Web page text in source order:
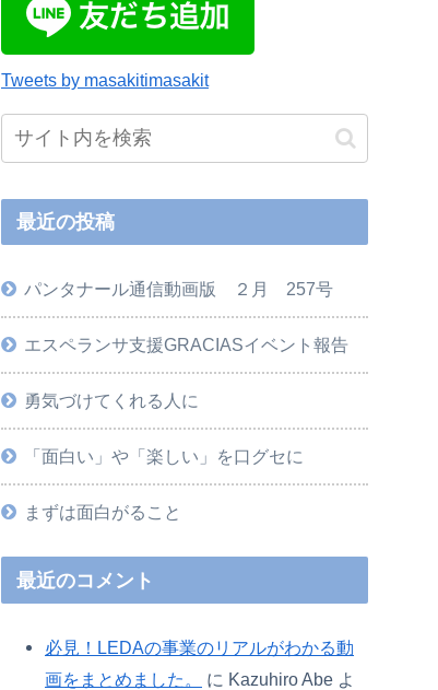
Tweets by masakitimasakit
最近の投稿
パンタナール通信動画版 ２月 257号
エスペランサ支援GRACIASイベント報告
勇気づけてくれる人に
「面白い」や「楽しい」を口グセに
まずは面白がること
最近のコメント
必見！LEDAの事業のリアルがわかる動
画をまとめました。
に Kazuhiro Abe よ